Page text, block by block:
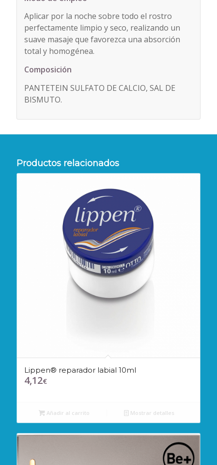
Aplicar por la noche sobre todo el rostro
perfectamente limpio y seco, realizando un
suave masaje que favorezca una absorción
total y homogénea.
Composición
PANTETEIN SULFATO DE CALCIO, SAL DE
BISMUTO.
Productos relacionados
Lippen® reparador labial 10ml
4,12€
Añadir al carrito Mostrar detalles